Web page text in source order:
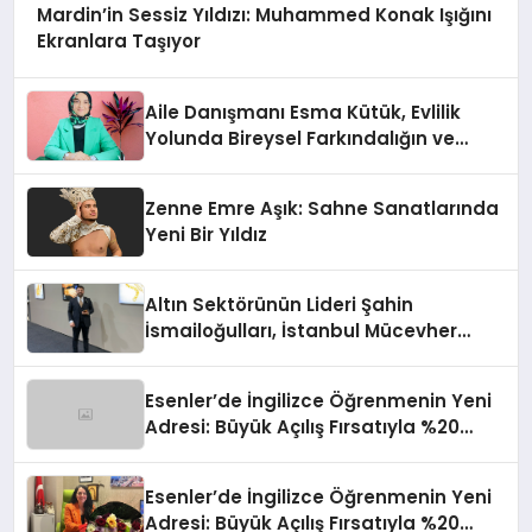
Mardin’in Sessiz Yıldızı: Muhammed Konak Işığını
Ekranlara Taşıyor
Aile Danışmanı Esma Kütük, Evlilik
Yolunda Bireysel Farkındalığın ve
Zenne Emre Aşık: Sahne Sanatlarında
Yeni Bir Yıldız
Altın Sektörünün Lideri Şahin
İsmailoğulları, İstanbul Mücevher
Esenler’de İngilizce Öğrenmenin Yeni
Adresi: Büyük Açılış Fırsatıyla %20
Esenler’de İngilizce Öğrenmenin Yeni
Adresi: Büyük Açılış Fırsatıyla %20